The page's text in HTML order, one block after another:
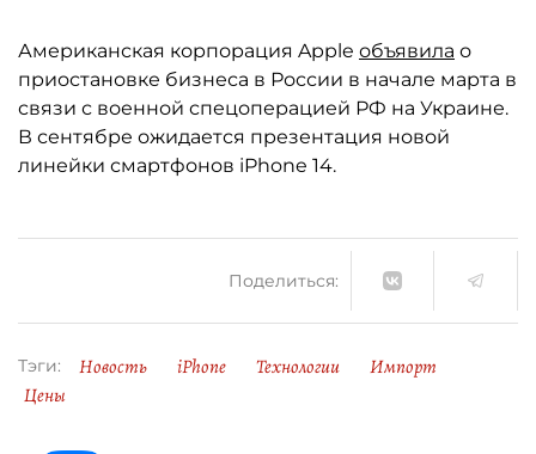
Американская корпорация Apple объявила о
приостановке бизнеса в России в начале марта в
связи с военной спецоперацией РФ на Украине.
В сентябре ожидается презентация новой
линейки смартфонов iPhone 14.
Поделиться:
Тэги: Новость iPhone Технологии
Импорт
Цены